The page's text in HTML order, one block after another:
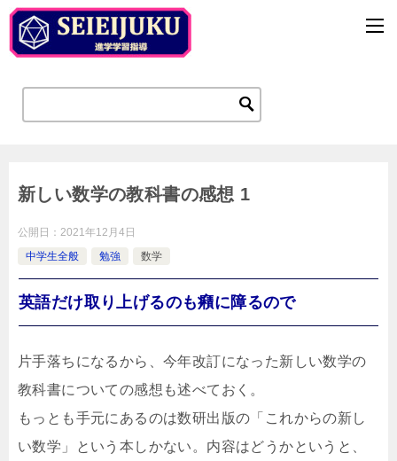
新しい数学の教科書の感想 1
公開日： 2021年12月4日
中学生全般
勉強 数学
英語だけ取り上げるのも癪に障るので
片手落ちになるから、今年改訂になった新しい数学の
教科書についての感想も述べておく。
もっとも手元にあるのは数研出版の「これからの新し
い数学」という本しかない。内容はどうかというと、